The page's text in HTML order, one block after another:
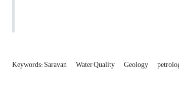
Keywords: Saravan Water Quality Geology